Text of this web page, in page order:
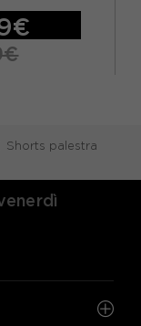
Shorts palestra